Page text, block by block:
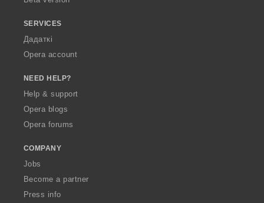
SERVICES
Дадаткі
Opera account
NEED HELP?
Help & support
Opera blogs
Opera forums
COMPANY
Jobs
Become a partner
Press info